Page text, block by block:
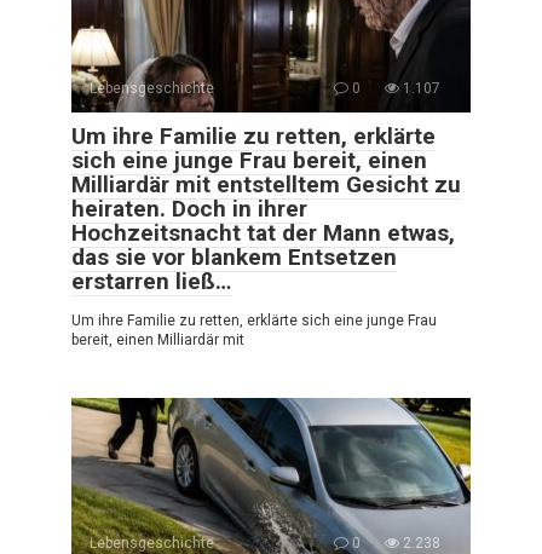
Lebensgeschichte 0 1.107
Um ihre Familie zu retten, erklärte
sich eine junge Frau bereit, einen
Milliardär mit entstelltem Gesicht zu
heiraten. Doch in ihrer
Hochzeitsnacht tat der Mann etwas,
das sie vor blankem Entsetzen
erstarren ließ…
Um ihre Familie zu retten, erklärte sich eine junge Frau
bereit, einen Milliardär mit
Lebensgeschichte 0 2.238